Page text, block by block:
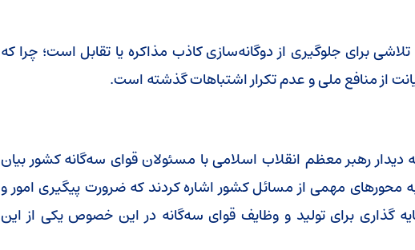
برای جلوگیری از دوگانه‌سازی کاذب مذاکره یا تقابل است؛ چرا که
از منافع ملی و عدم تکرار اشتباهات گذشته است.
دیدار رهبر معظم انقلاب اسلامی با مسئولان قوای سه‌گانه کشور بیان
محورهای مهمی از مسائل کشور اشاره کردند که ضرورت پیگیری امور و
گذاری برای تولید و وظایف قوای سه‌گانه در این خصوص یکی از این